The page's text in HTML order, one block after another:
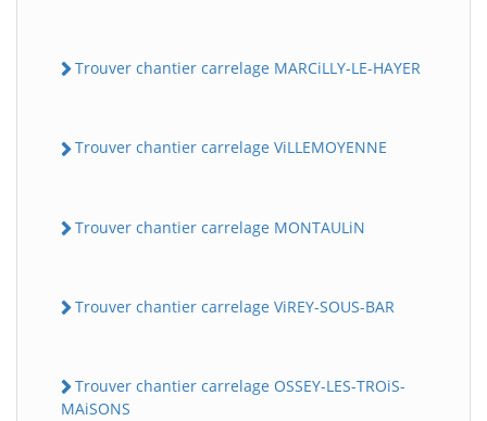
Trouver chantier carrelage MARCiLLY-LE-HAYER
Trouver chantier carrelage ViLLEMOYENNE
Trouver chantier carrelage MONTAULiN
Trouver chantier carrelage ViREY-SOUS-BAR
Trouver chantier carrelage OSSEY-LES-TROiS-
MAiSONS